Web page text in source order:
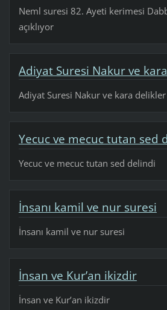
Neml suresi 82. Ayeti kerimesi
açıklıyor
Adiyat Suresi Nakur ve
Adiyat Suresi Nakur ve kara delikler
Yecuc ve mecuc tutan sed
Yecuc ve mecuc tutan sed delindi
İnsanı kamil ve nur suresi
İnsanı kamil ve nur suresi
İnsan ve Kur’an ikizdir
İnsan ve Kur’an ikizdir